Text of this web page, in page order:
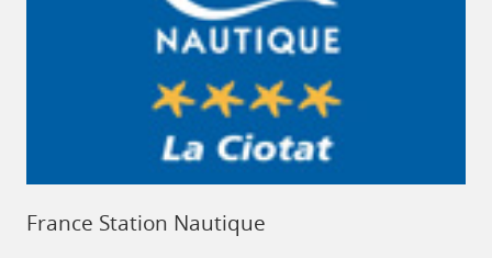
France Station Nautique